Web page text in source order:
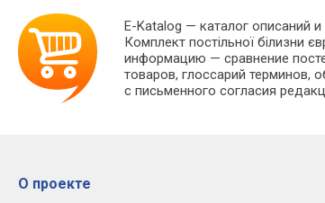
E-Katalog — каталог описаний
Комплект постільної білизни
информацию — сравнение
товаров, глоссарий терминов,
с письменного согласия
О проекте